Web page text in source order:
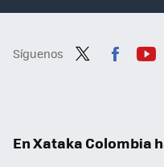
Síguenos
En Xataka Colombia